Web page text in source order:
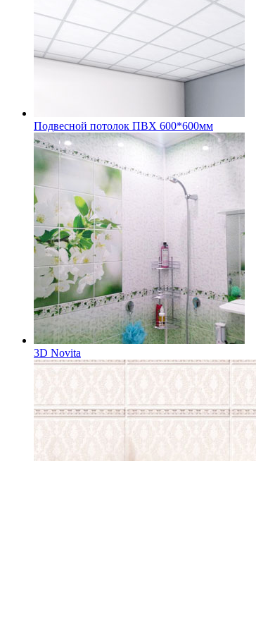
Подвесной потолок ПВХ 600*600мм
3D Novita